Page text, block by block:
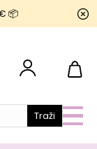
📦
Traži